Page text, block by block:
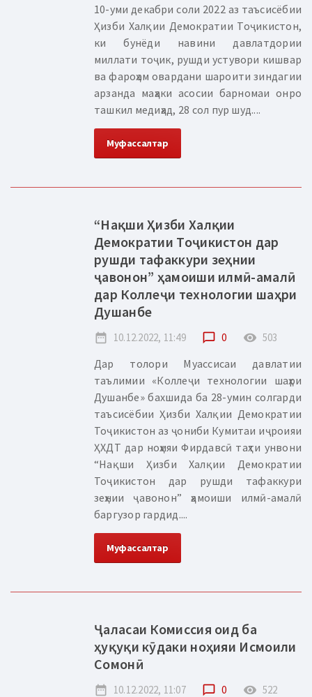
10-уми декабри соли 2022 аз таъсисёбии
Ҳизби Халқии Демократии Тоҷикистон,
ки бунёди навини давлатдории
миллати тоҷик, рушди устувори кишвар
ва фароҳам овардани шароити зиндагии
арзанда маҳаки асосии барномаи онро
ташкил медиҳад, 28 сол пур шуд....
Муфассалтар
“Нақши Ҳизби Халқии
Демократии Тоҷикистон дар
рушди тафаккури зеҳнии
ҷавонон” ҳамоиши илмӣ-амалӣ
дар Коллеҷи технологии шаҳри
Душанбе
date_range 10.12.2022, 11:49 chat_bubble_outline 0 remove_red_eye 503
Дар толори Муассисаи давлатии
таълимии «Коллеҷи технологии шаҳри
Душанбе» бахшида ба 28-умин солгарди
таъсисёбии Ҳизби Халқии Демократии
Тоҷикистон аз ҷониби Кумитаи иҷроияи
ҲХДТ дар ноҳияи Фирдавсӣ таҳти унвони
“Нақши Ҳизби Халқии Демократии
Тоҷикистон дар рушди тафаккури
зеҳнии ҷавонон” ҳамоиши илмӣ-амалӣ
баргузор гардид....
Муфассалтар
Ҷаласаи Комиссия оид ба
ҳуқуқи кӯдаки ноҳияи Исмоили
Сомонӣ
date_range 10.12.2022, 11:07 chat_bubble_outline 0 remove_red_eye 522